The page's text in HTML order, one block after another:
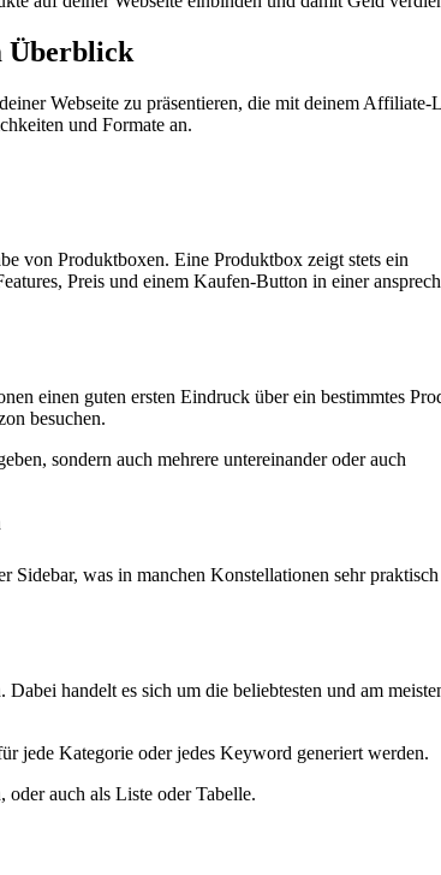
Überblick
Webseite zu präsentieren, die mit deinem Affiliate-
und Formate an.
von Produktboxen. Eine Produktbox zeigt stets ein
Preis und einem Kaufen-Button in einer
einen guten ersten Eindruck über ein bestimmtes
besuchen.
sondern auch mehrere untereinander oder auch
was in manchen Konstellationen sehr praktisch
handelt es sich um die beliebtesten und am
jede Kategorie oder jedes Keyword generiert werden.
oder auch als Liste oder Tabelle.